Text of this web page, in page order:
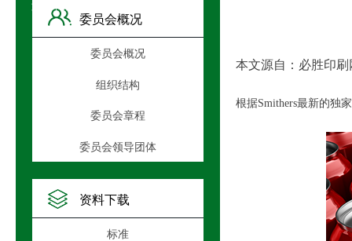
本文源自：必胜印刷
根据Smithers最新的独
文章详情页
委员会概况
委员会概况
组织结构
委员会章程
委员会领导团体
资料下载
标准